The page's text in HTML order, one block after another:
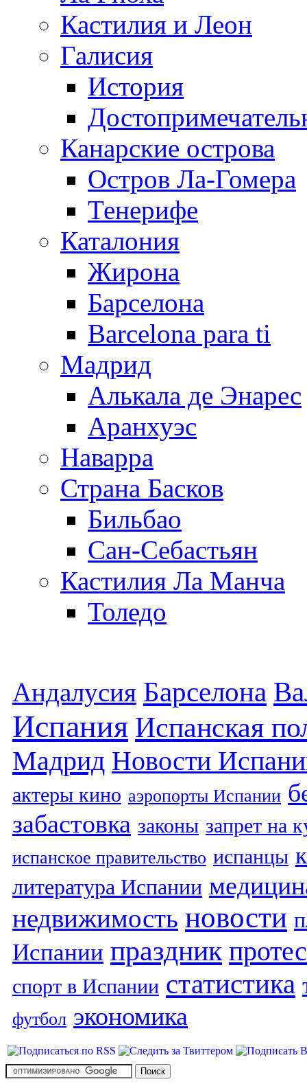
Кастилия и Леон
Галисия
История
Канарские острова
Остров Ла-Гомера
Тенерифе
Каталония
Жирона
Барселона
Barcelona para ti
Мадрид
Алькала де Энарес
Аранхуэс
Наварра
Страна Басков
Бильбао
Сан-Себастьян
Кастилия Ла Манча
Толедо
Андалусия Барселона
Испания Испанская
Мадрид Новости
актеры кино аэропорты Испании
забастовка законы запрет на
испанское правительство испанцы
литература Испании
недвижимость новости
Испании праздник
спорт в Испании статистика
футбол экономика